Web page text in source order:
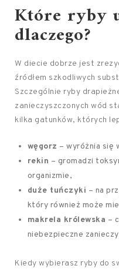
Które ryby
dlaczego?
W diecie dobrze jest
źródłem szkodliwych
Szczególnie ryby
zanieczyszczonych wód
kilka gatunków, których
węgorz – wyróżnia się
rekin – gromadzi
organizmie,
duże tuńczyki – na
który również może
makrela królewska –
niebezpieczne
Kiedy wybierasz ryby do